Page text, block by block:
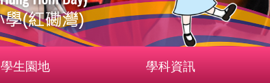
學生園地 學科資訊